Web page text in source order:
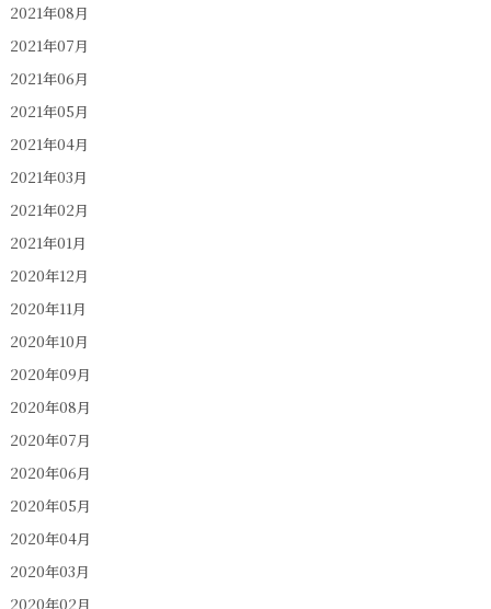
2021年08月
2021年07月
2021年06月
2021年05月
2021年04月
2021年03月
2021年02月
2021年01月
2020年12月
2020年11月
2020年10月
2020年09月
2020年08月
2020年07月
2020年06月
2020年05月
2020年04月
2020年03月
2020年02月